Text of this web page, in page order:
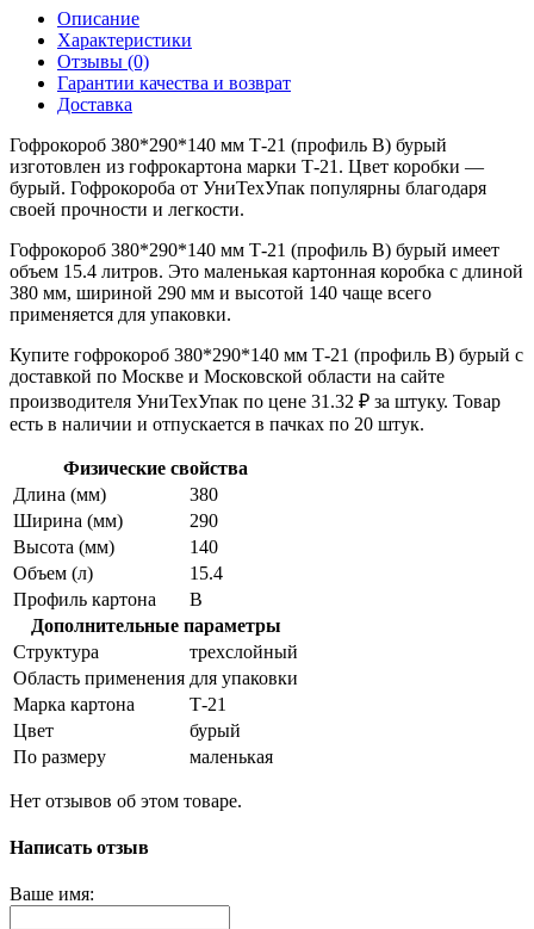
Описание
Характеристики
Отзывы (0)
Гарантии качества и возврат
Доставка
Гофрокороб 380*290*140 мм Т-21 (профиль B) бурый
изготовлен из гофрокартона марки Т-21. Цвет коробки —
бурый. Гофрокороба от УниТехУпак популярны благодаря
своей прочности и легкости.
Гофрокороб 380*290*140 мм Т-21 (профиль B) бурый имеет
объем 15.4 литров. Это маленькая картонная коробка с длиной
380 мм, шириной 290 мм и высотой 140 чаще всего
применяется для упаковки.
Купите гофрокороб 380*290*140 мм Т-21 (профиль B) бурый с
доставкой по Москве и Московской области на сайте
производителя УниТехУпак по цене 31.32 ₽ за штуку. Товар
есть в наличии и отпускается в пачках по 20 штук.
Физические свойства
Длина (мм)
380
Ширина (мм)
290
Высота (мм)
140
Объем (л)
15.4
Профиль картона
В
Дополнительные параметры
Структура
трехслойный
Область применения для упаковки
Марка картона
Т-21
Цвет
бурый
По размеру
маленькая
Нет отзывов об этом товаре.
Написать отзыв
Ваше имя: